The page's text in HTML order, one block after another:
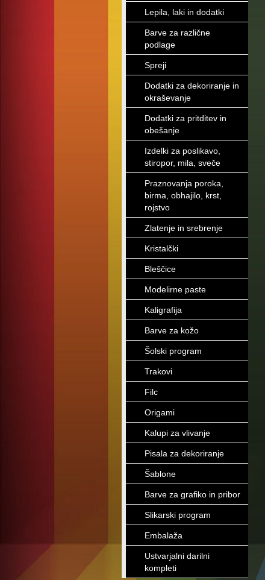
Lepila, laki in dodatki
Barve za različne
podlage
Spreji
Dodatki za dekoriranje in
okraševanje
Dodatki za pritditev in
obešanje
Izdelki za poslikavo,
stiropor, mila, sveče
Praznovanja poroka,
birma, obhajilo, krst,
rojstvo
Zlatenje in srebrenje
Kristalčki
Bleščice
Modelirne paste
Kaligrafija
Barve za kožo
Šolski program
Trakovi
Filc
Origami
Kalupi za vlivanje
Pisala za dekoriranje
Šablone
Barve za grafiko in pribor
Slikarski program
Embalaža
Ustvarjalni darilni
kompleti